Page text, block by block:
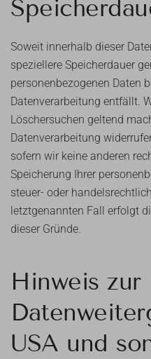
Soweit innerhalb dieser
speziellere Speicherdauer
personenbezogenen Daten
Datenverarbeitung entfällt.
Löschersuchen geltend
Datenverarbeitung
sofern wir keine anderen
Speicherung Ihrer
steuer- oder
letztgenannten Fall erfolgt
dieser Gründe.
Hinweis zur
USA und